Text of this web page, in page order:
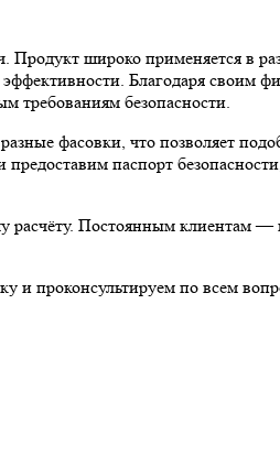
широко применяется в
Благодаря своим
безопасности.
фасовки, что позволяет
паспорт
расчёту. Постоянным клиентам
по всем